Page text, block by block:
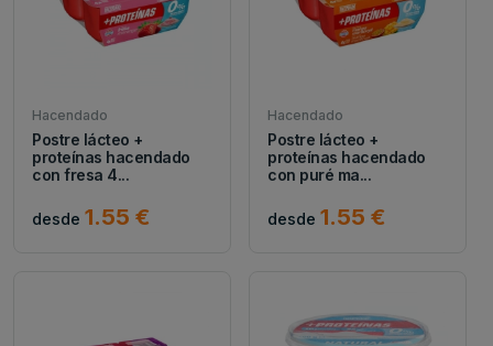
Hacendado
Postre lácteo +
proteínas hacendado
con fresa 4...
desde 1.55 €
Hacendado
Postre lácteo +
proteínas hacendado
con puré ma...
desde 1.55 €